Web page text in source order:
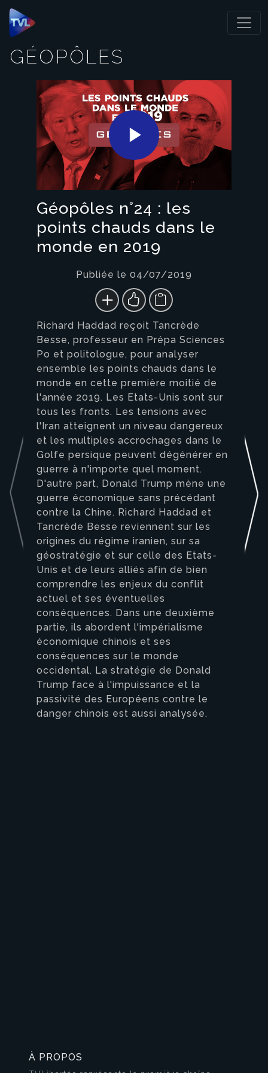
Panneau de gestion des cookies
GÉOPÔLES
Play
Video
Géopôles n°24 : les
points chauds dans le
monde en 2019
Publiée le 04/07/2019
Richard Haddad reçoit Tancrède
Besse, professeur en Prépa Sciences
Po et politologue, pour analyser
ensemble les points chauds dans le
monde en cette première moitié de
l'année 2019. Les Etats-Unis sont sur
tous les fronts. Les tensions avec
l'Iran atteignent un niveau dangereux
et les multiples accrochages dans le
Golfe persique peuvent dégénérer en
guerre à n'importe quel moment.
D'autre part, Donald Trump mène une
guerre économique sans précédant
contre la Chine. Richard Haddad et
Tancrède Besse reviennent sur les
origines du régime iranien, sur sa
géostratégie et sur celle des Etats-
Unis et de leurs alliés afin de bien
comprendre les enjeux du conflit
actuel et ses éventuelles
conséquences. Dans une deuxième
partie, ils abordent l'impérialisme
économique chinois et ses
conséquences sur le monde
occidental. La stratégie de Donald
Trump face à l'impuissance et la
passivité des Européens contre le
danger chinois est aussi analysée.
À PROPOS